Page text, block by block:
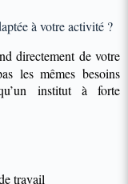
à votre activité ?
directement de votre
les mêmes besoins
institut à forte
travail